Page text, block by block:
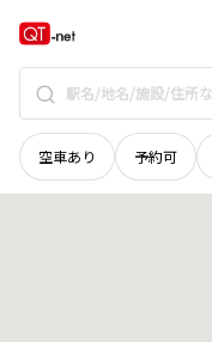
空車あり 予約可
京都府